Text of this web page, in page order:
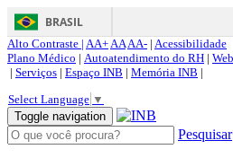
BRASIL
Alto Contraste | AA+AAAA- | Acessibilidade
Plano Médico | Autoatendimento do RH |
| Serviços | Espaço INB | Memória INB |
Select Language ▼
Toggle navigation
Pesquisar